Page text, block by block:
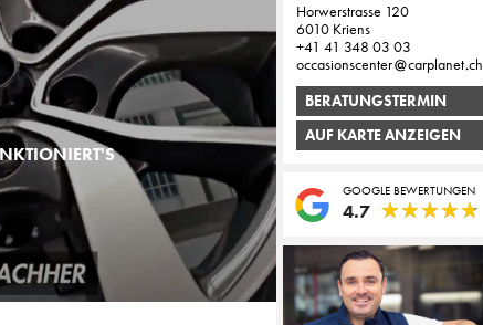
Horwerstrasse 120
6010 Kriens
+41 41 348 03 03
occasionscenter
carplanet ch
BERATUNGSTERMIN
AUF KARTE ANZEIGEN
GOOGLE BEWERTUNGEN
4.7 ★★★★★
★★★★★